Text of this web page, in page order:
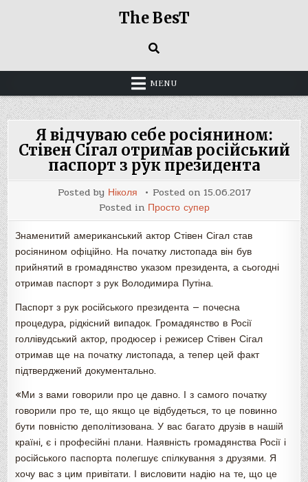
The BesT
MENU
Я відчуваю себе росіянином:
Стівен Сігал отримав російський
паспорт з рук президента
Posted by Ніколя Posted on 15.06.2017
Posted in Просто супер
Знаменитий американський актор Стівен Сігал став
росіянином офіційно. На початку листопада він був
прийнятий в громадянство указом президента, а сьогодні
отримав паспорт з рук Володимира Путіна.
Паспорт з рук російського президента — почесна
процедура, рідкісний випадок. Громадянство в Росії
голлівудський актор, продюсер і режисер Стівен Сігал
отримав ще на початку листопада, а тепер цей факт
підтверджений документально.
«Ми з вами говорили про це давно. І з самого початку
говорили про те, що якщо це відбудеться, то це повинно
бути повністю деполітизована. У вас багато друзів в нашій
країні, є і професійні плани. Наявність громадянства Росії і
російського паспорта полегшує спілкування з друзями. Я
хочу вас з цим привітати. І висловити надію на те, що це